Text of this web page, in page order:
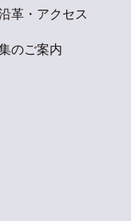
革・アクセス
のご案内